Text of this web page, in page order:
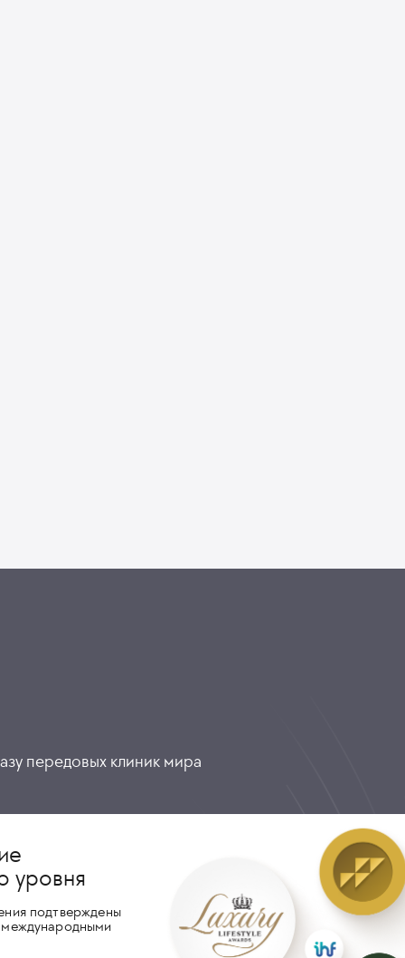
передовых клиник мира
уровня
подтверждены